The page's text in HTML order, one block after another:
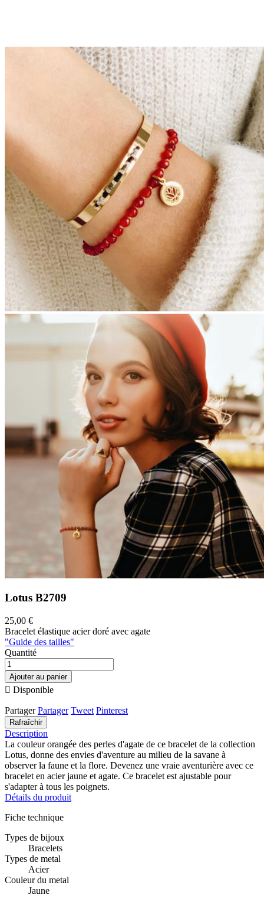
Lotus B2709
25,00 €
Bracelet élastique acier doré avec agate
"Guide des tailles"
Quantité
Ajouter au panier
 Disponible
Partager Partager Tweet Pinterest
Description
La couleur orangée des perles d'agate de ce bracelet de la collection
Lotus, donne des envies d'aventure au milieu de la savane à
observer la faune et la flore. Devenez une vraie aventurière avec ce
bracelet en acier jaune et agate. Ce bracelet est ajustable pour
s'adapter à tous les poignets.
Détails du produit
Fiche technique
Types de bijoux
Bracelets
Types de metal
Acier
Couleur du metal
Jaune